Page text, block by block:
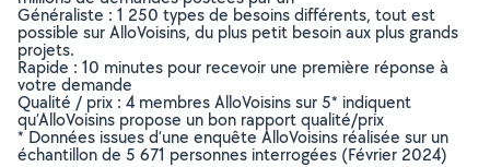
Généraliste : 1 250 types de besoins différents, tout est
possible sur AlloVoisins, du plus petit besoin aux plus grands
projets.
Rapide : 10 minutes pour recevoir une première réponse à
votre demande
Qualité / prix : 4 membres AlloVoisins sur 5* indiquent
qu’AlloVoisins propose un bon rapport qualité/prix
* Données issues d’une enquête AlloVoisins réalisée sur un
échantillon de 5 671 personnes interrogées (Février 2024)